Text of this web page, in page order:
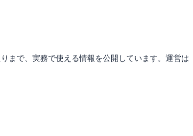
まで、実務で使える情報を公開しています。運営は